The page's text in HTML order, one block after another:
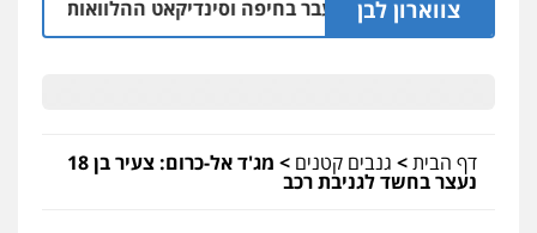
צווארון לבן
יו"ר ש"ס לשעבר בחיפה וסינדיקאט ההלוואות של משפחת
דף הבית> גנבים קטנים > מג'ד אל-כרום: צעיר בן 18
נעצר בחשד לגניבת רכב